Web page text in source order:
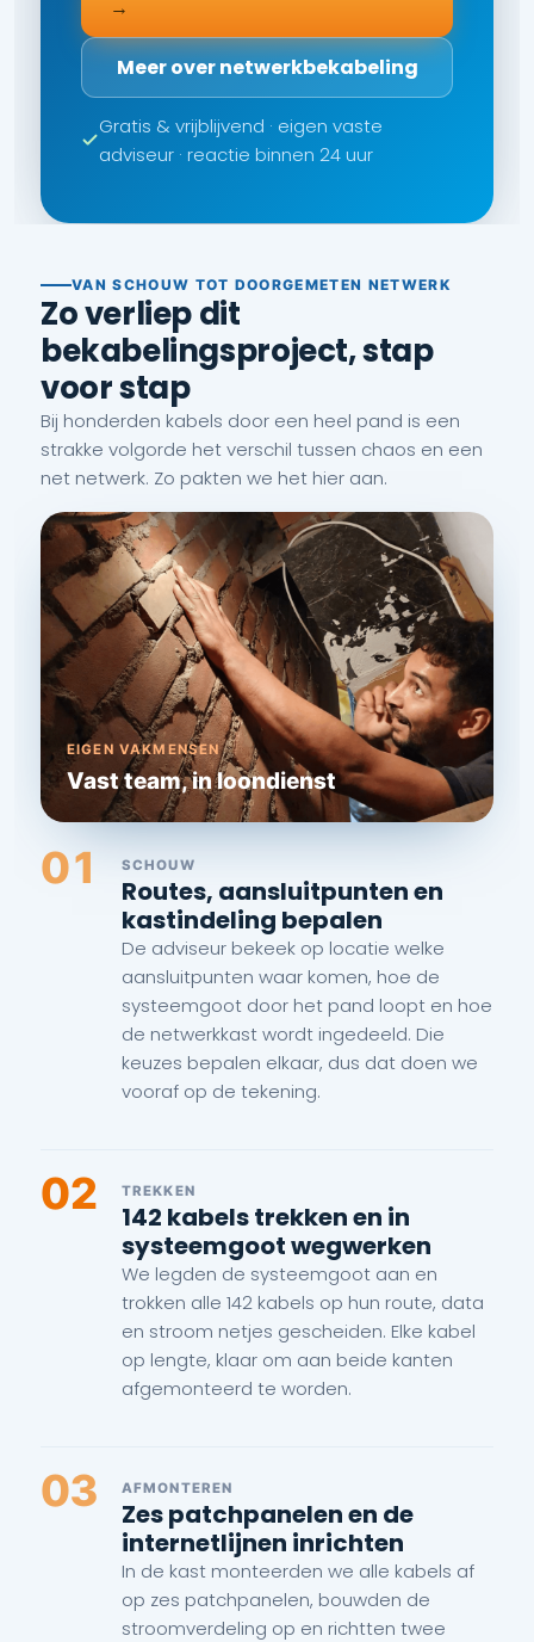
→
Meer over netwerkbekabeling
Gratis & vrijblijvend · eigen vaste
adviseur · reactie binnen 24 uur
VAN SCHOUW TOT DOORGEMETEN NETWERK
Zo verliep dit
bekabelingsproject, stap
voor stap
Bij honderden kabels door een heel pand is een
strakke volgorde het verschil tussen chaos en een
net netwerk. Zo pakten we het hier aan.
EIGEN VAKMENSEN
Vast team, in loondienst
01 SCHOUW
Routes, aansluitpunten en
kastindeling bepalen
De adviseur bekeek op locatie welke
aansluitpunten waar komen, hoe de
systeemgoot door het pand loopt en hoe
de netwerkkast wordt ingedeeld. Die
keuzes bepalen elkaar, dus dat doen we
vooraf op de tekening.
02 TREKKEN
142 kabels trekken en in
systeemgoot wegwerken
We legden de systeemgoot aan en
trokken alle 142 kabels op hun route, data
en stroom netjes gescheiden. Elke kabel
op lengte, klaar om aan beide kanten
afgemonteerd te worden.
03 AFMONTEREN
Zes patchpanelen en de
internetlijnen inrichten
In de kast monteerden we alle kabels af
op zes patchpanelen, bouwden de
stroomverdeling op en richtten twee